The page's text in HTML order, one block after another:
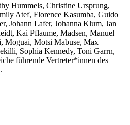
Hummels, Christine Ursprung,
Atef, Florence Kasumba, Guido
Johann Lafer, Johanna Klum, Jan
Kai Pflaume, Madsen, Manuel
Moguai, Motsi Mabuse, Max
Sophia Kennedy, Toni Garrn,
führende Vertreter*innen des